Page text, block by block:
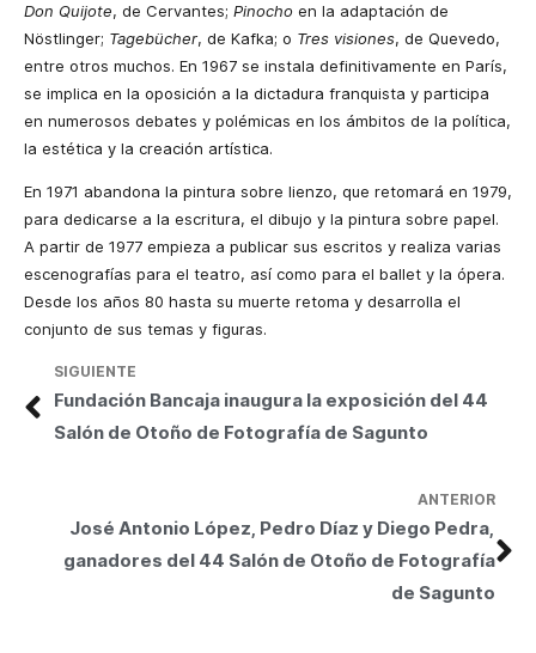
Don Quijote, de Cervantes; Pinocho en la adaptación de
Nöstlinger; Tagebücher, de Kafka; o Tres visiones, de Quevedo,
entre otros muchos. En 1967 se instala definitivamente en París,
se implica en la oposición a la dictadura franquista y participa
en numerosos debates y polémicas en los ámbitos de la política,
la estética y la creación artística.
En 1971 abandona la pintura sobre lienzo, que retomará en 1979,
para dedicarse a la escritura, el dibujo y la pintura sobre papel.
A partir de 1977 empieza a publicar sus escritos y realiza varias
escenografías para el teatro, así como para el ballet y la ópera.
Desde los años 80 hasta su muerte retoma y desarrolla el
conjunto de sus temas y figuras.
ANTERIOR
José Antonio López, Pedro Díaz y Diego Pedra,
ganadores del 44 Salón de Otoño de Fotografía
de Sagunto
SIGUIENTE
Fundación Bancaja inaugura la exposición del 44
Salón de Otoño de Fotografía de Sagunto